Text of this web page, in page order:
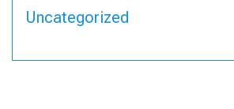
Uncategorized